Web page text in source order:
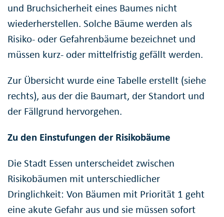
und Bruchsicherheit eines Baumes nicht
wiederherstellen. Solche Bäume werden als
Risiko- oder Gefahrenbäume bezeichnet und
müssen kurz- oder mittelfristig gefällt werden.
Zur Übersicht wurde eine Tabelle erstellt (siehe
rechts), aus der die Baumart, der Standort und
der Fällgrund hervorgehen.
Zu den Einstufungen der Risikobäume
Die Stadt Essen unterscheidet zwischen
Risikobäumen mit unterschiedlicher
Dringlichkeit: Von Bäumen mit Priorität 1 geht
eine akute Gefahr aus und sie müssen sofort